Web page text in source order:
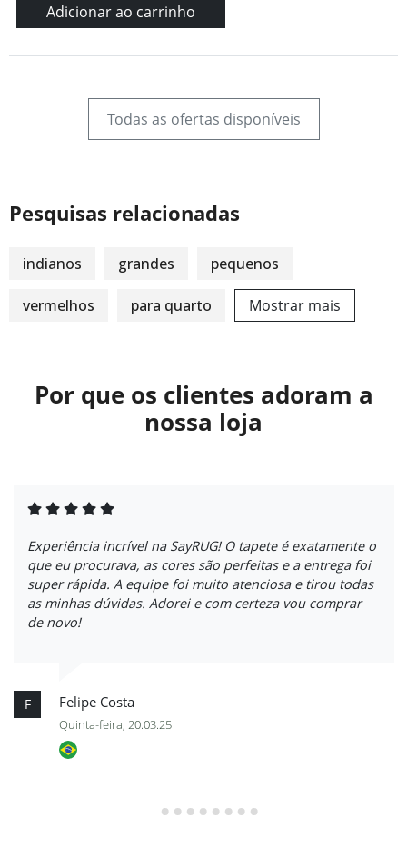
Adicionar ao carrinho
Todas as ofertas disponíveis
Pesquisas relacionadas
indianos grandes pequenos
vermelhos para quarto Mostrar mais
Por que os clientes adoram a
nossa loja
Experiência incrível na SayRUG! O tapete é exatamente o
que eu procurava, as cores são perfeitas e a entrega foi
super rápida. A equipe foi muito atenciosa e tirou todas
as minhas dúvidas. Adorei e com certeza vou comprar
de novo!
F Felipe Costa
Quinta-feira, 20.03.25